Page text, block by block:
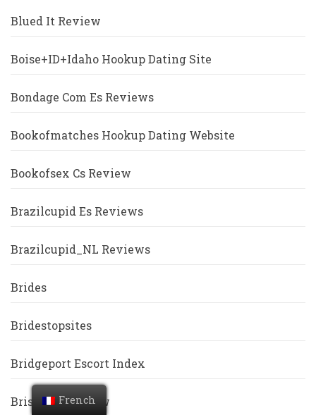
Blued It Review
Boise+ID+Idaho Hookup Dating Site
Bondage Com Es Reviews
Bookofmatches Hookup Dating Website
Bookofsex Cs Review
Brazilcupid Es Reviews
Brazilcupid_NL Reviews
Brides
Bridestopsites
Bridgeport Escort Index
Bristlr De Review
French